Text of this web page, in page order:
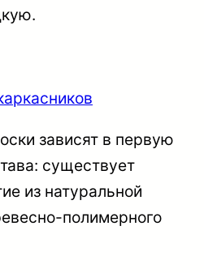
зависят в первую
существует
из натуральной
полимерного